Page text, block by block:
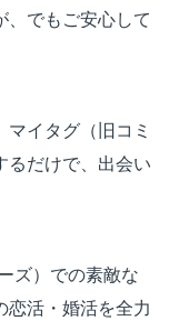
でもご安心して
イタグ（旧コミ
るだけで、出会い
ズ）での素敵な
恋活・婚活を全力